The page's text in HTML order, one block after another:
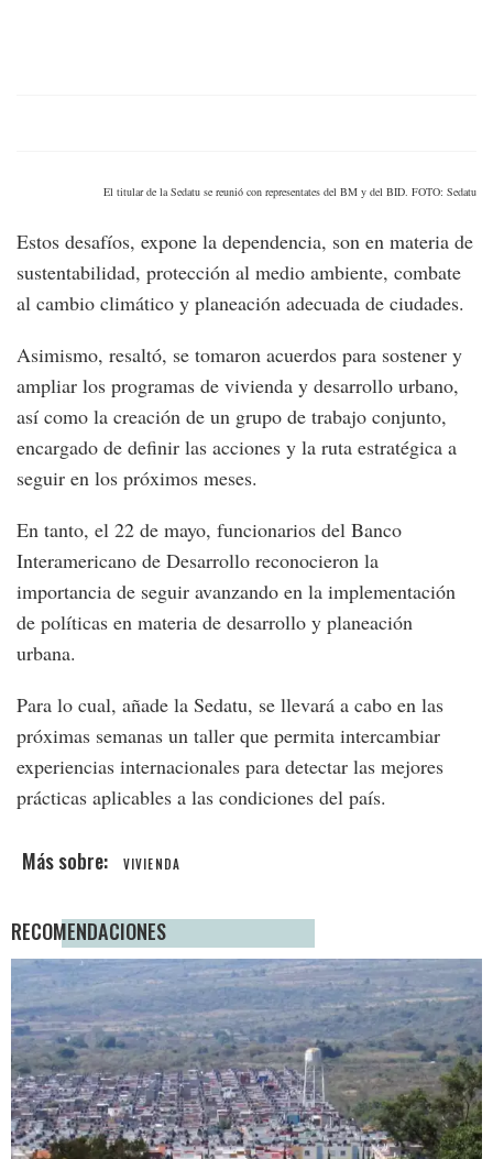
El titular de la Sedatu se reunió con representates del BM y del BID. FOTO: Sedatu
Estos desafíos, expone la dependencia, son en materia de
sustentabilidad, protección al medio ambiente, combate
al cambio climático y planeación adecuada de ciudades.
Asimismo, resaltó, se tomaron acuerdos para sostener y
ampliar los programas de vivienda y desarrollo urbano,
así como la creación de un grupo de trabajo conjunto,
encargado de definir las acciones y la ruta estratégica a
seguir en los próximos meses.
En tanto, el 22 de mayo, funcionarios del Banco
Interamericano de Desarrollo reconocieron la
importancia de seguir avanzando en la implementación
de políticas en materia de desarrollo y planeación
urbana.
Para lo cual, añade la Sedatu, se llevará a cabo en las
próximas semanas un taller que permita intercambiar
experiencias internacionales para detectar las mejores
prácticas aplicables a las condiciones del país.
VIVIENDA
RECOMENDACIONES